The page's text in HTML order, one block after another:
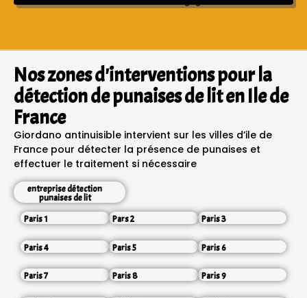
Nos zones d'interventions pour la
détection de punaises de lit en Ile de
France
Giordano antinuisible intervient sur les villes d’ile de
France pour détecter la présence de punaises et
effectuer le traitement si nécessaire
entreprise détection
punaises de lit
Paris 1
Pars 2 Paris 3
Paris 4 Paris 5 Paris 6
Paris 7 Paris 8 Paris 9